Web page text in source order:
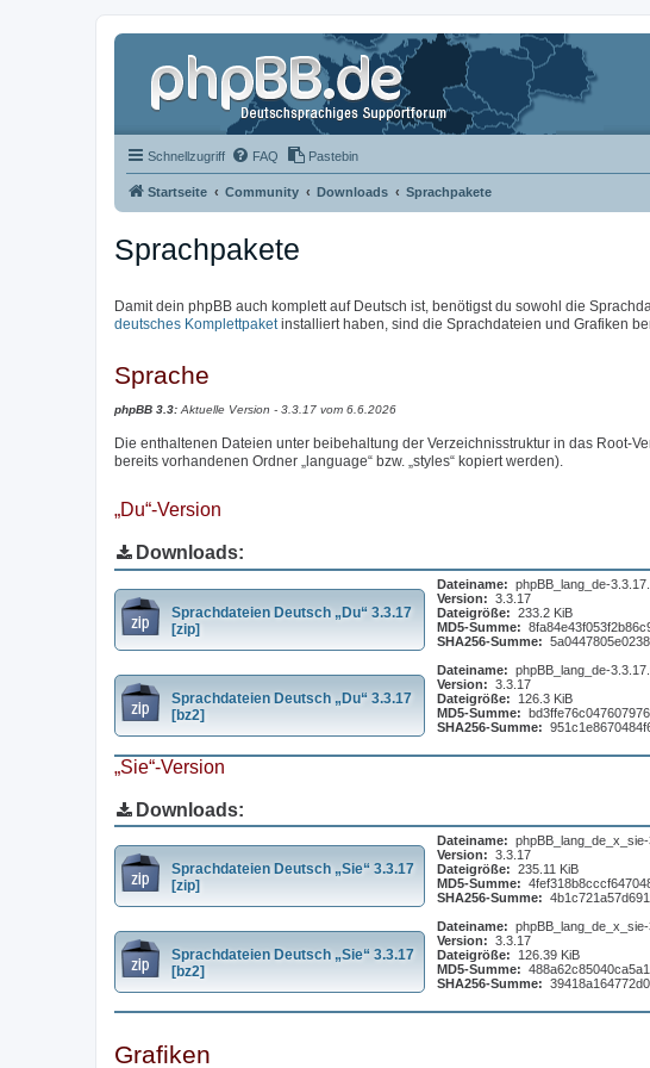
Schnellzugriff FAQ Pastebin
Startseite Community Downloads Sprachpakete
Sprachpakete
Damit dein phpBB auch komplett auf Deutsch ist, benötigst du sowohl die
deutsches Komplettpaketinstalliert haben, sind die Sprachdateien und Grafiken
Sprache
phpBB 3.3:Aktuelle Version - 3.3.17 vom 6.6.2026
Die enthaltenen Dateien unter beibehaltung der Verzeichnisstruktur in das Root-
bereits vorhandenen Ordner „language“ bzw. „styles“ kopiert werden).
„Du“-Version
Downloads:
Sprachdateien Deutsch „Du“ 3.3.17
[zip]
Dateiname: phpBB_lang_de-
Version: 3.3.17
Dateigröße: 233.2 KiB
MD5-Summe:
SHA256-Summe:
Sprachdateien Deutsch „Du“ 3.3.17
[bz2]
Dateiname: phpBB_lang_de-
Version: 3.3.17
Dateigröße:
126.3 KiB
MD5-Summe:
SHA256-Summe:
„Sie“-Version
Downloads:
Sprachdateien Deutsch „Sie“ 3.3.17
[zip]
Dateiname:
Version: 3.3.17
Dateigröße: 235.11 KiB
MD5-Summe:
SHA256-Summe:
Sprachdateien Deutsch „Sie“ 3.3.17
[bz2]
Dateiname:
Version: 3.3.17
Dateigröße:
126.39 KiB
MD5-Summe:
SHA256-Summe:
Grafiken